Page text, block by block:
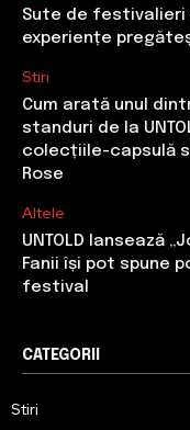
Sute de festivalieri
experiențe
Stiri
Cum arată unul
standuri de la
colecțiile-capsulă
Rose
Altele
UNTOLD lansează
Fanii își pot spune
festival
CATEGORII
Stiri